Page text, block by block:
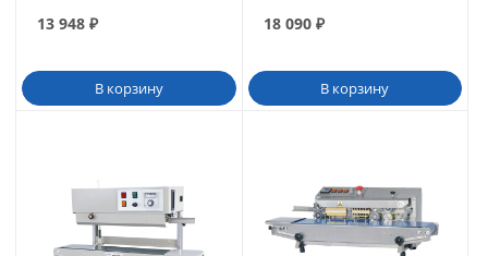
13 948 ₽
В корзину
18 090₽
В корзину